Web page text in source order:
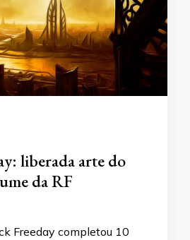
liberada arte do
da RF
Freeday completou 10